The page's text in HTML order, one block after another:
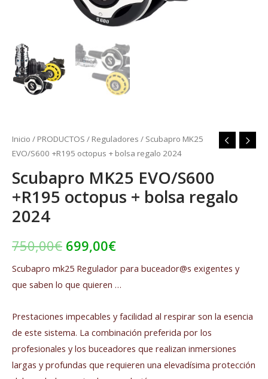
Inicio / PRODUCTOS / Reguladores / Scubapro MK25
EVO/S600 +R195 octopus + bolsa regalo 2024
Scubapro MK25 EVO/S600
+R195 octopus + bolsa regalo
2024
750,00€ 699,00€
Scubapro mk25 Regulador para buceador@s exigentes y
que saben lo que quieren …
Prestaciones impecables y facilidad al respirar son la esencia
de este sistema. La combinación preferida por los
profesionales y los buceadores que realizan inmersiones
largas y profundas que requieren una elevadísima protección